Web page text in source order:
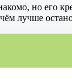
но его
лучше